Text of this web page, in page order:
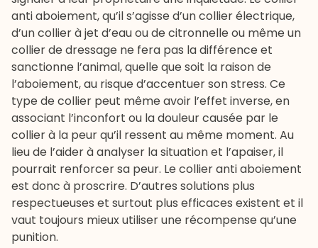
anti aboiement, qu’il s’agisse d’un collier électrique,
d’un collier à jet d’eau ou de citronnelle ou même un
collier de dressage ne fera pas la différence et
sanctionne l’animal, quelle que soit la raison de
l’aboiement, au risque d’accentuer son stress. Ce
type de collier peut même avoir l’effet inverse, en
associant l’inconfort ou la douleur causée par le
collier à la peur qu’il ressent au même moment. Au
lieu de l’aider à analyser la situation et l’apaiser, il
pourrait renforcer sa peur. Le collier anti aboiement
est donc à proscrire. D’autres solutions plus
respectueuses et surtout plus efficaces existent et il
vaut toujours mieux utiliser une récompense qu’une
punition.